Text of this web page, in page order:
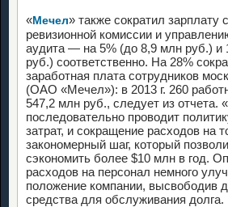
«Мечел» также сократил зарплату
ревизионной комиссии и
аудита — на 5% (до 8,9 млн руб.) и
руб.) соответственно. На 28%
заработная плата сотрудников
(ОАО «Мечел»): в 2013 г. 260
547,2 млн руб., следует из отчета.
последовательно проводит
затрат, и сокращение расходов на
закономерный шаг, который
сэкономить более $10 млн в год.
расходов на персонал немного
положение компании, высвободив
средства для обслуживания долга.